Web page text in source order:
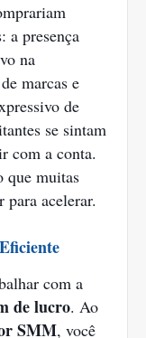
a presença
na
de marcas e
de
se sintam
com a conta.
que muitas
para acelerar.
com a
de lucro. Ao
SMM, você